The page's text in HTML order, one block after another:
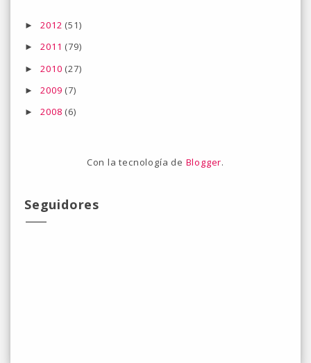
►2012 (51)
►2011 (79)
►2010 (27)
►2009 (7)
►2008 (6)
Con la tecnología de Blogger.
Seguidores